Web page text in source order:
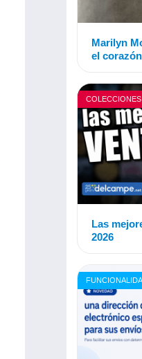
Marilyn
el
COLECCIONES
Las
2026